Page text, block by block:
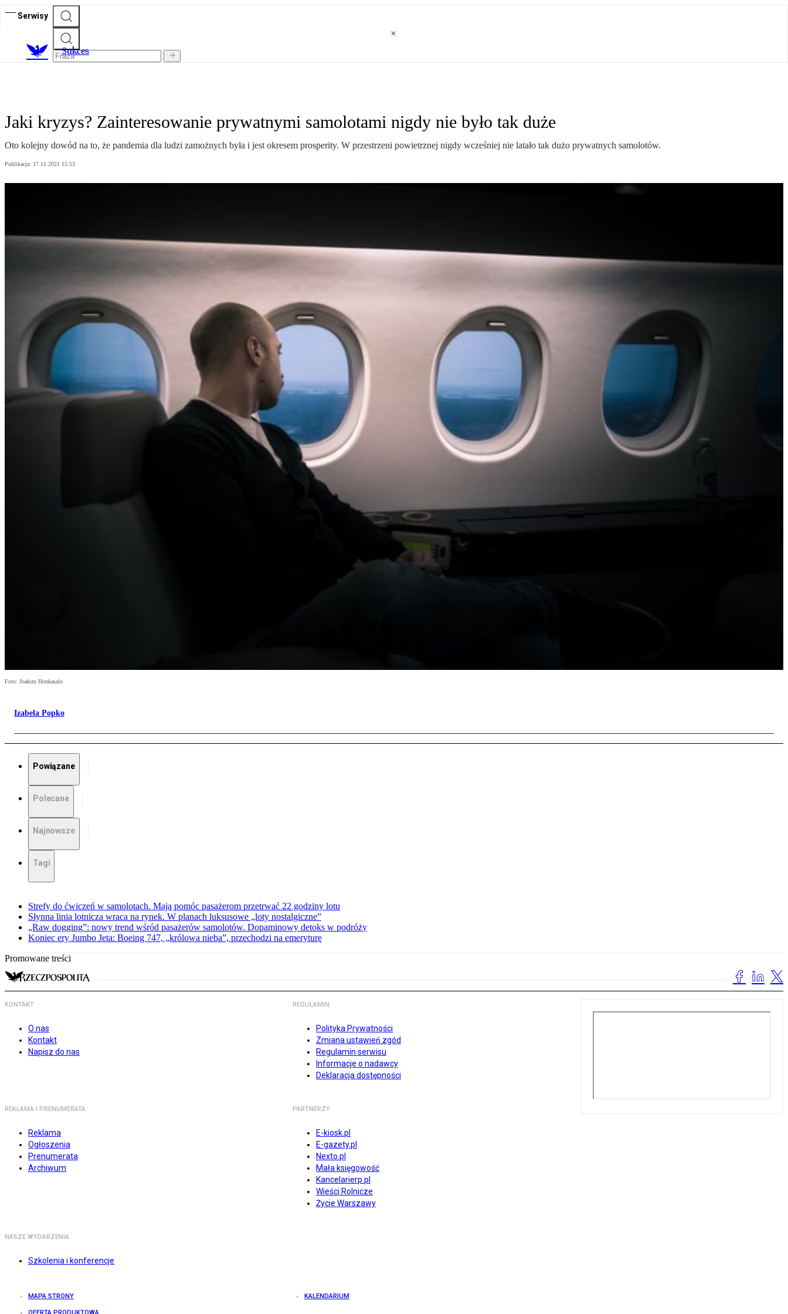
Serwisy
Sukces
Jaki kryzys? Zainteresowanie prywatnymi samolotami nigdy nie było tak duże
Oto kolejny dowód na to, że pandemia dla ludzi zamożnych była i jest okresem prosperity. W przestrzeni powietrznej nigdy wcześniej nie latało tak dużo prywatnych samolotów.
Publikacja: 17.11.2021 15:53
Foto: Joakim Honkasalo
Izabela Popko
Powiązane
Polecane
Najnowsze
Tagi
Strefy do ćwiczeń w samolotach. Mają pomóc pasażerom przetrwać 22 godziny lotu
Słynna linia lotnicza wraca na rynek. W planach luksusowe „loty nostalgiczne”
„Raw dogging”: nowy trend wśród pasażerów samolotów. Dopaminowy detoks w podróży
Koniec ery Jumbo Jeta: Boeing 747, „królowa nieba”, przechodzi na emeryturę
Promowane treści
KONTAKT
O nas
Kontakt
Napisz do nas
REGULAMIN
Polityka Prywatności
Zmiana ustawień zgód
Regulamin serwisu
Informacje o nadawcy
Deklaracja dostępności
REKLAMA I PRENUMERATA
Reklama
Ogłoszenia
Prenumerata
Archiwum
PARTNERZY
E-kiosk.pl
E-gazety.pl
Nexto.pl
Mała księgowość
Kancelarierp.pl
Wieści Rolnicze
Życie Warszawy
NASZE WYDARZENIA
Szkolenia i konferencje
MAPA STRONY KALENDARIUM